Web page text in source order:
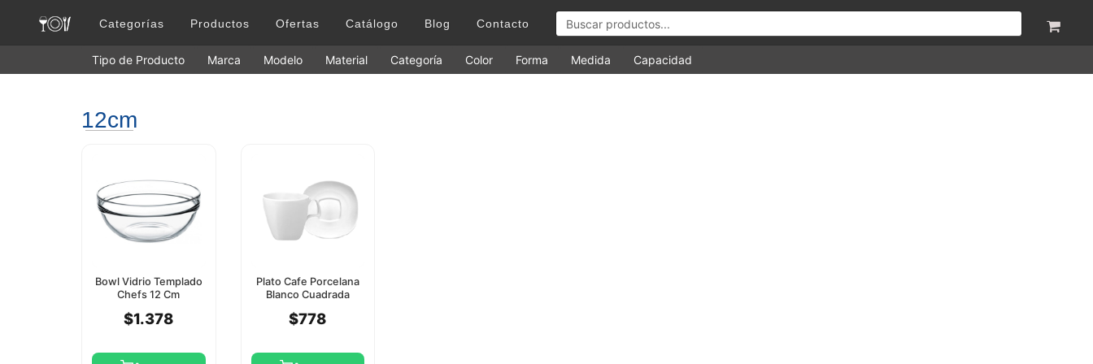
Categorías Productos Ofertas Catálogo Blog Contacto
Tipo de Producto Marca Modelo Material Categoría Color Forma Medida Capacidad
12cm
Bowl Vidrio Templado
Chefs 12 Cm
$1.378
Plato Cafe Porcelana
Blanco Cuadrada
$778